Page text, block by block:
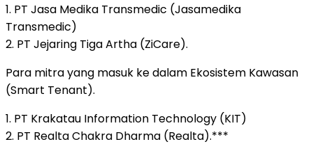
1. PT Jasa Medika Transmedic (Jasamedika
Transmedic)
2. PT Jejaring Tiga Artha (ZiCare).
Para mitra yang masuk ke dalam Ekosistem Kawasan
(Smart Tenant).
1. PT Krakatau Information Technology (KIT)
2. PT Realta Chakra Dharma (Realta).***